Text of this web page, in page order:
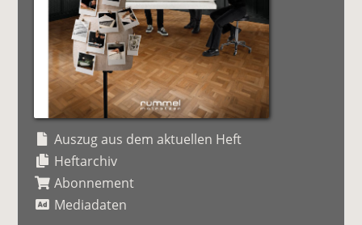
Auszug aus dem aktuellen Heft
Heftarchiv
Abonnement
Mediadaten